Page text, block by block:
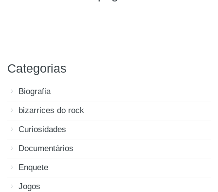
Categorias
Biografia
bizarrices do rock
Curiosidades
Documentários
Enquete
Jogos